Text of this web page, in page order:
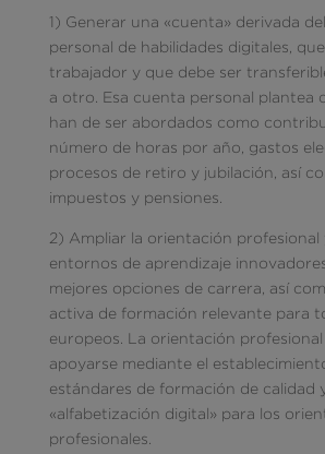
1) Generar una «cuenta» derivada
personal de habilidades digitales,
trabajador y que debe ser
a otro. Esa cuenta personal plantea
han de ser abordados como
número de horas por año, gastos
procesos de retiro y jubilación, así
impuestos y pensiones.
2) Ampliar la orientación profesional
entornos de aprendizaje
mejores opciones de carrera, así
activa de formación relevante para
europeos. La orientación
apoyarse mediante el
estándares de formación de calidad
«alfabetización digital» para los
profesionales.